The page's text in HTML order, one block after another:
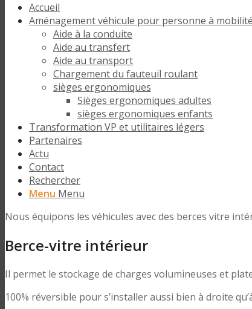
Accueil
Aménagement véhicule pour personne à
Aide à la conduite
Aide au transfert
Aide au transport
Chargement du fauteuil roulant
sièges ergonomiques
Sièges ergonomiques adultes
sièges ergonomiques enfants
Transformation VP et utilitaires légers
Partenaires
Actu
Contact
Rechercher
Menu Menu
Nous équipons les véhicules avec des berces vitre
Berce-vitre intérieur
Il permet le stockage de charges volumineuses et
100% réversible pour s’installer aussi bien à droite